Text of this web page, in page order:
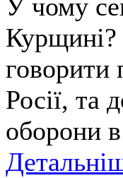
У чому
говорити
Росії, та
оборони в